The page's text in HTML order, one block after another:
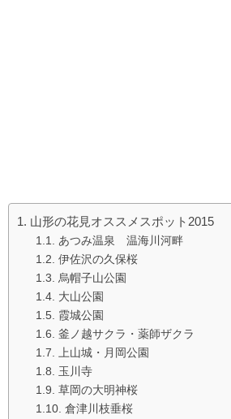
山形の花見オススメスポット2015
あつみ温泉 温海川河畔
伊佐沢の久保桜
烏帽子山公園
大山公園
霞城公園
釜ノ越サクラ・薬師ザクラ
上山城・月岡公園
玉川寺
草岡の大明神桜
倉津川枝垂桜